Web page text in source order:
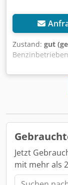
Zustand: gut
wo noch kein
Einsatzbereit.
circa 110.-€
150bar
weitere Info´s
Jetzt
mit mehr als